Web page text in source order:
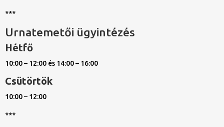
***
Urnatemetői ügyintézés
Hétfő
10:00 – 12:00 és 14:00 – 16:00
Csütörtök
10:00 – 12:00
***